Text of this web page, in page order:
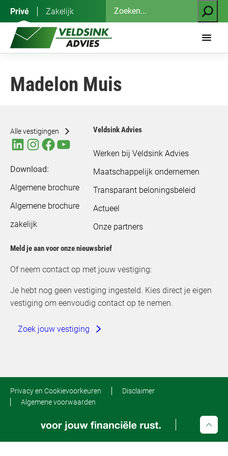
inhoud
Privé Zakelijk
Zoeken
Madelon Muis
Alle vestigingen
Download:
Algemene brochure
Algemene brochure
zakelijk
Veldsink Advies
Werken bij Veldsink Advies
Maatschappelijk ondernemen
Transparant beloningsbeleid
Actueel
Onze partners
Meld je aan voor onze nieuwsbrief
Of neem contact op met jouw vestiging:
Je hebt nog geen vestiging ingesteld. Kies direct je eigen
vestiging om eenvoudig contact op te nemen.
Zoek jouw vestiging
Privacy en Cookievoorkeuren
Disclaimer
Algemene voorwaarden